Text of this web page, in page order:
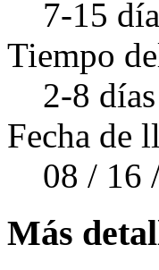
7-15
Tiempo
2-8
Fecha de
08 / 16
Más